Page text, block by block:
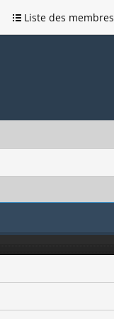
Liste des membres